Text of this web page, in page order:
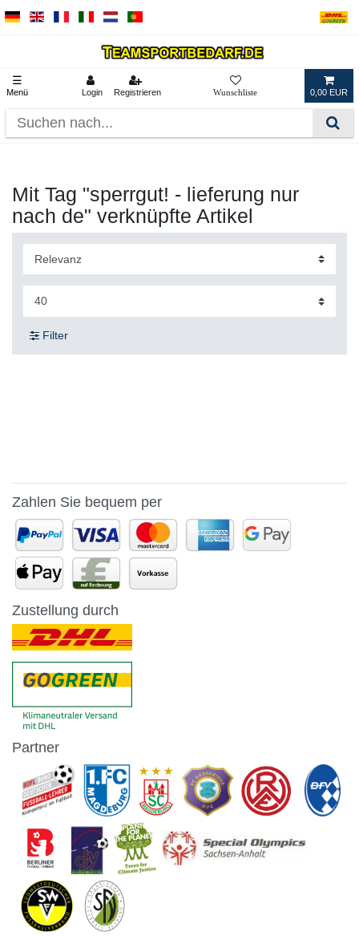
☰
Menü Login Registrieren 0,00 EUR
Mit Tag "sperrgut! - lieferung nur
nach de" verknüpfte Artikel
Filter
Zahlen Sie bequem per
Zustellung durch
Partner